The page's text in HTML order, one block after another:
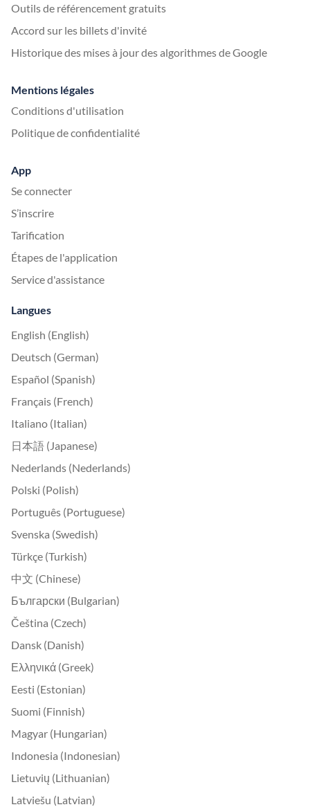
Outils de référencement gratuits
Accord sur les billets d'invité
Historique des mises à jour des algorithmes de Google
Mentions légales
Conditions d'utilisation
Politique de confidentialité
App
Se connecter
S’inscrire
Tarification
Étapes de l'application
Service d'assistance
Langues
English (English)
Deutsch (German)
Español (Spanish)
Français (French)
Italiano (Italian)
日本語 (Japanese)
Nederlands (Nederlands)
Polski (Polish)
Português (Portuguese)
Svenska (Swedish)
Türkçe (Turkish)
中文 (Chinese)
Български (Bulgarian)
Čeština (Czech)
Dansk (Danish)
Ελληνικά (Greek)
Eesti (Estonian)
Suomi (Finnish)
Magyar (Hungarian)
Indonesia (Indonesian)
Lietuvių (Lithuanian)
Latviešu (Latvian)